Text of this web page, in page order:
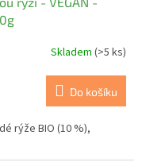
Skladem (>5 ks)
Do košíku
rýže BIO (10 %),